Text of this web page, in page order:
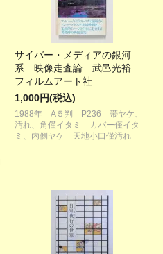
サイバー・メディアの銀河
系 映像走査論 武邑光裕
フィルムアート社
1,000円(税込)
1988年 A５判 P236 帯ヤケ、
汚れ、角僅イタミ カバー僅イタ
ミ、内側ヤケ 天地小口僅汚れ